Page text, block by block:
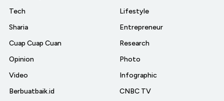
Tech
Sharia
Cuap Cuap Cuan
Opinion
Video
Berbuatbaik.id
Lifestyle
Entrepreneur
Research
Photo
Infographic
CNBC TV